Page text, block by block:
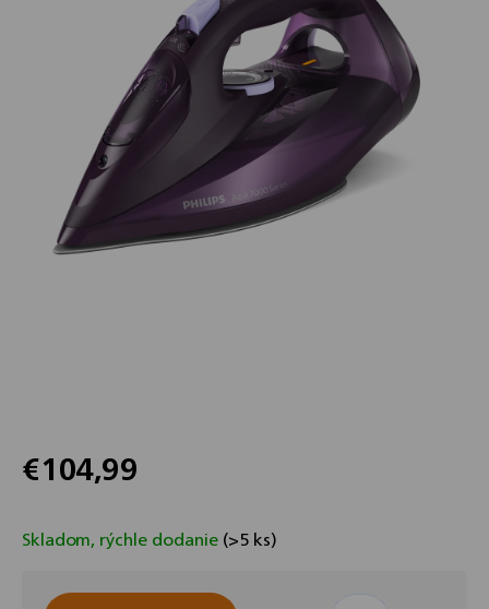
€104,99
cena:
Skladom, rýchle dodanie(>5 ks)